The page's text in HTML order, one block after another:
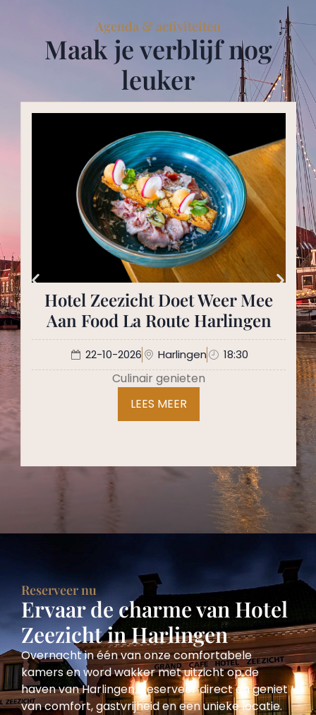
Agenda & activiteiten
Maak je verblijf nog
leuker
Hotel Zeezicht Doet Weer Mee
Aan Food La Route Harlingen
22-10-2026 Harlingen 18:30
Culinair genieten
LEES MEER
Reserveer nu
Ervaar de charme van Hotel
Zeezicht in Harlingen
Overnacht in één van onze comfortabele
kamers en word wakker met uitzicht op de
haven van Harlingen. Reserveer direct en geniet
van comfort, gastvrijheid en een unieke locatie.